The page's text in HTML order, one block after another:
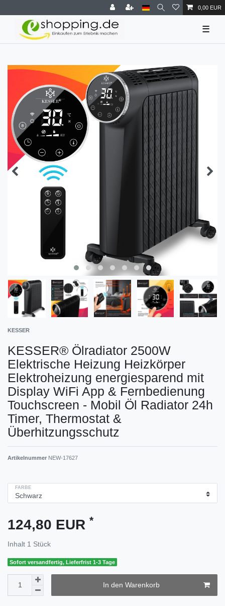
0,00 EUR
☰
KESSER
KESSER® Ölradiator 2500W
Elektrische Heizung Heizkörper
Elektroheizung energiesparend mit
Display WiFi App & Fernbedienung
Touchscreen - Mobil Öl Radiator 24h
Timer, Thermostat &
Überhitzungsschutz
Artikelnummer NEW-17627
FARBE
124,80 EUR *
Inhalt 1 Stück
Sofort versandfertig, Lieferfrist 1-3 Tage
In den Warenkorb